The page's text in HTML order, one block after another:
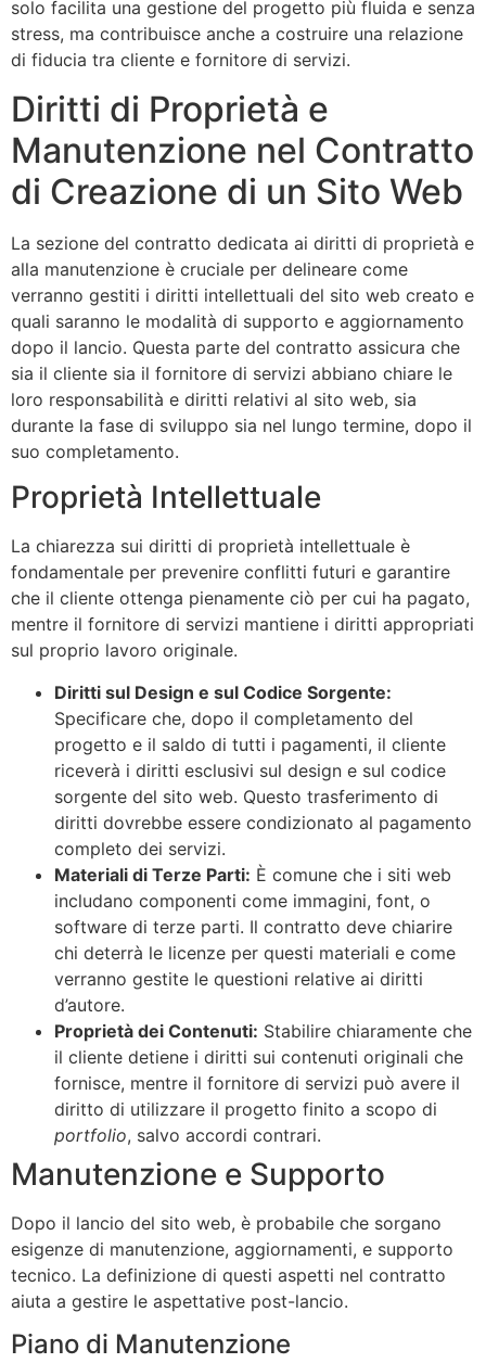
solo facilita una gestione del progetto più fluida e senza
stress, ma contribuisce anche a costruire una relazione
di fiducia tra cliente e fornitore di servizi.
Diritti di Proprietà e
Manutenzione nel Contratto
di Creazione di un Sito Web
La sezione del contratto dedicata ai diritti di proprietà e
alla manutenzione è cruciale per delineare come
verranno gestiti i diritti intellettuali del sito web creato e
quali saranno le modalità di supporto e aggiornamento
dopo il lancio. Questa parte del contratto assicura che
sia il cliente sia il fornitore di servizi abbiano chiare le
loro responsabilità e diritti relativi al sito web, sia
durante la fase di sviluppo sia nel lungo termine, dopo il
suo completamento.
Proprietà Intellettuale
La chiarezza sui diritti di proprietà intellettuale è
fondamentale per prevenire conflitti futuri e garantire
che il cliente ottenga pienamente ciò per cui ha pagato,
mentre il fornitore di servizi mantiene i diritti appropriati
sul proprio lavoro originale.
Diritti sul Design e sul Codice Sorgente:
Specificare che, dopo il completamento del
progetto e il saldo di tutti i pagamenti, il cliente
riceverà i diritti esclusivi sul design e sul codice
sorgente del sito web. Questo trasferimento di
diritti dovrebbe essere condizionato al pagamento
completo dei servizi.
Materiali di Terze Parti: È comune che i siti web
includano componenti come immagini, font, o
software di terze parti. Il contratto deve chiarire
chi deterrà le licenze per questi materiali e come
verranno gestite le questioni relative ai diritti
d’autore.
Proprietà dei Contenuti: Stabilire chiaramente che
il cliente detiene i diritti sui contenuti originali che
fornisce, mentre il fornitore di servizi può avere il
diritto di utilizzare il progetto finito a scopo di
portfolio, salvo accordi contrari.
Manutenzione e Supporto
Dopo il lancio del sito web, è probabile che sorgano
esigenze di manutenzione, aggiornamenti, e supporto
tecnico. La definizione di questi aspetti nel contratto
aiuta a gestire le aspettative post-lancio.
Piano di Manutenzione